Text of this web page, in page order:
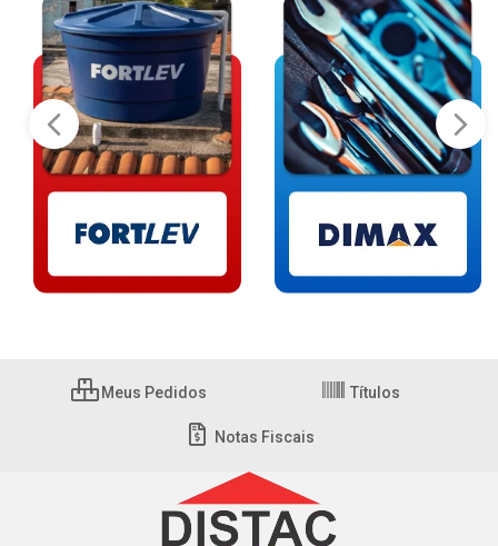
Meus Pedidos Títulos
Notas Fiscais